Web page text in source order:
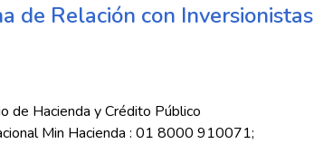
de Relación con Inversionistas
de Hacienda y Crédito Público
Min Hacienda : 01 8000 910071;